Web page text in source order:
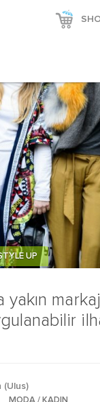
yakın
UP
(Ulus)
MODA / KADIN